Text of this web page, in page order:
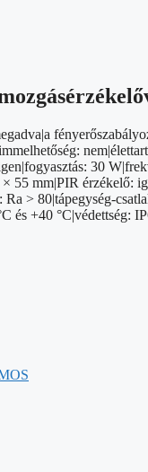
30
mm|PIR érzékelő:
> 80|tápegység-
és +40 °C|védettség: